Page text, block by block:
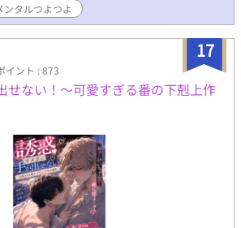
ンタルつよつよ
17
イント : 873
せない！～可愛すぎる番の下剋上作